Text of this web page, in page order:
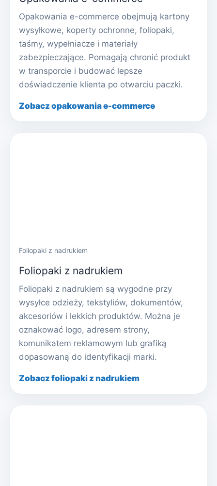
Opakowania e-commerce obejmują kartony
wysyłkowe, koperty ochronne, foliopaki,
taśmy, wypełniacze i materiały
zabezpieczające. Pomagają chronić produkt
w transporcie i budować lepsze
doświadczenie klienta po otwarciu paczki.
Zobacz opakowania e-commerce
Foliopaki z nadrukiem
Foliopaki z nadrukiem
Foliopaki z nadrukiem są wygodne przy
wysyłce odzieży, tekstyliów, dokumentów,
akcesoriów i lekkich produktów. Można je
oznakować logo, adresem strony,
komunikatem reklamowym lub grafiką
dopasowaną do identyfikacji marki.
Zobacz foliopaki z nadrukiem